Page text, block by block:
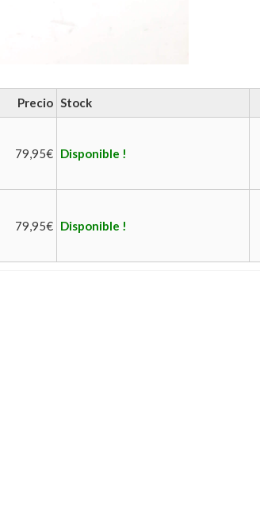
Precio Stock
79,95€ Disponible !
79,95€ Disponible !